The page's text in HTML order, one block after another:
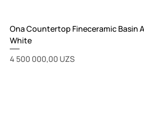
Ona Countertop Fineceramic Basin
White
Цена
4 500 000,00 UZS